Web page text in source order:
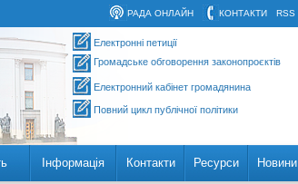
RSS
КОНТАКТИ
РАДА ОНЛАЙН
Електронні петиції
Громадське обговорення законопроєктів
Електронний кабінет громадянина
Повний цикл публічної політики
Інформація Контакти Ресурси Новини